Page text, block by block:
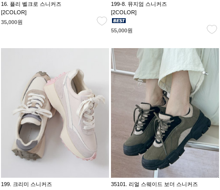
16. 플리 벨크로 스니커즈
[2COLOR]
35,000원
199-8. 뮤지엄 스니커즈
[2COLOR]
55,000원
199. 크리미 스니커즈
35101. 리얼 스웨이드 보더 스니커즈